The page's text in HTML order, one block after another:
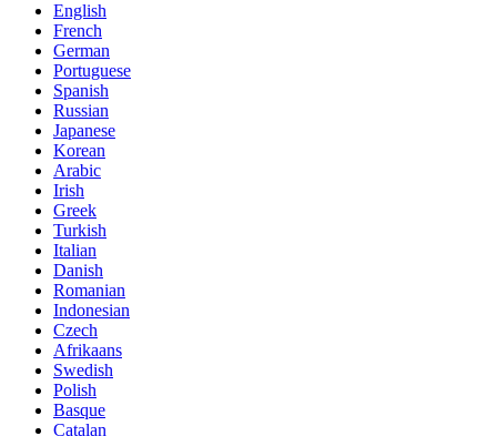
English
French
German
Portuguese
Spanish
Russian
Japanese
Korean
Arabic
Irish
Greek
Turkish
Italian
Danish
Romanian
Indonesian
Czech
Afrikaans
Swedish
Polish
Basque
Catalan